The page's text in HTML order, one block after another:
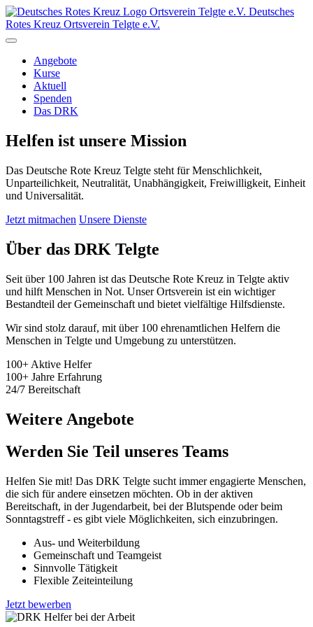
Ortsverein Telgte e.V. Deutsches
Rotes Kreuz Ortsverein Telgte e.V.
Angebote
Kurse
Aktuell
Spenden
Das DRK
Helfen ist unsere Mission
Das Deutsche Rote Kreuz Telgte steht für Menschlichkeit,
Unparteilichkeit, Neutralität, Unabhängigkeit, Freiwilligkeit, Einheit
und Universalität.
Jetzt mitmachen Unsere Dienste
Über das DRK Telgte
Seit über 100 Jahren ist das Deutsche Rote Kreuz in Telgte aktiv
und hilft Menschen in Not. Unser Ortsverein ist ein wichtiger
Bestandteil der Gemeinschaft und bietet vielfältige Hilfsdienste.
Wir sind stolz darauf, mit über 100 ehrenamtlichen Helfern die
Menschen in Telgte und Umgebung zu unterstützen.
100+ Aktive Helfer
100+ Jahre Erfahrung
24/7 Bereitschaft
Weitere Angebote
Werden Sie Teil unseres Teams
Helfen Sie mit! Das DRK Telgte sucht immer engagierte Menschen,
die sich für andere einsetzen möchten. Ob in der aktiven
Bereitschaft, in der Jugendarbeit, bei der Blutspende oder beim
Sonntagstreff - es gibt viele Möglichkeiten, sich einzubringen.
Aus- und Weiterbildung
Gemeinschaft und Teamgeist
Sinnvolle Tätigkeit
Flexible Zeiteinteilung
Jetzt bewerben